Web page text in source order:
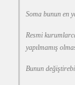
Soma bunun en
Resmi
yapılmamış
Bunun